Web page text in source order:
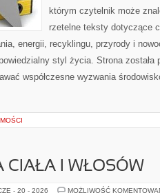
którym czytelnik może
rzetelne teksty dotyczące
energii, recyklingu, przyrody i
styl życia. Strona została
współczesne wyzwania
CIAŁA I WŁOSÓW
- 20 - 2026 MOŻLIWOŚĆ